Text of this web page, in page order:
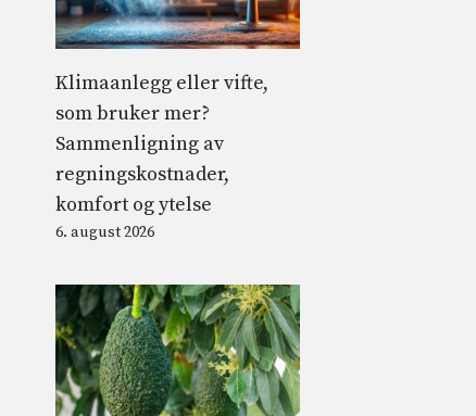
Klimaanlegg eller vifte,
som bruker mer?
Sammenligning av
regningskostnader,
komfort og ytelse
6. august 2026